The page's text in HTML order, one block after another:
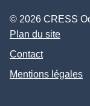
© 2026 CRESS
Plan du site
Contact
Mentions légales